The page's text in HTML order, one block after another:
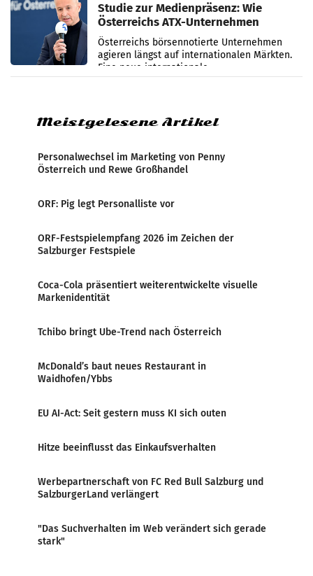
Studie zur Medienpräsenz: Wie
Österreichs ATX-Unternehmen
international wahrgenommen
werden
Österreichs börsennotierte Unternehmen
agieren längst auf internationalen Märkten.
Eine neue internationale
Medienresonanzanalyse untersucht die
Meistgelesene Artikel
Personalwechsel im Marketing von Penny
Österreich und Rewe Großhandel
ORF: Pig legt Personalliste vor
ORF-Festspielempfang 2026 im Zeichen der
Salzburger Festspiele
Coca-Cola präsentiert weiterentwickelte visuelle
Markenidentität
Tchibo bringt Ube-Trend nach Österreich
McDonald’s baut neues Restaurant in
Waidhofen/Ybbs
EU AI-Act: Seit gestern muss KI sich outen
Hitze beeinflusst das Einkaufsverhalten
Werbepartnerschaft von FC Red Bull Salzburg und
SalzburgerLand verlängert
"Das Suchverhalten im Web verändert sich gerade
stark"